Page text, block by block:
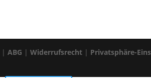
|ABG |Widerrufsrecht | Privatsphäre-